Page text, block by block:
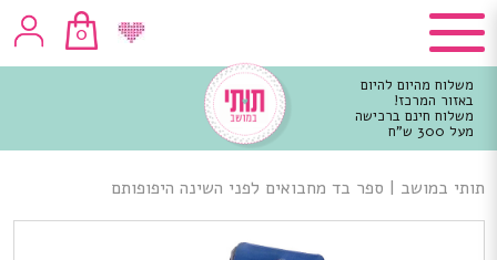
0
משלוח מהיום להיום
באזור המרכז!
משלוח חינם ברכישה
מעל 300 ש"ח
מרכזי
תותי במושב | ספר בד מחבואים לפני השינה היפופותם